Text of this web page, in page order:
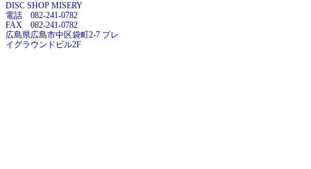
DISC SHOP MISERY
電話 082-241-0782
FAX 082-241-0782
広島県広島市中区袋町2-7 プレ
イグラウンドビル2F